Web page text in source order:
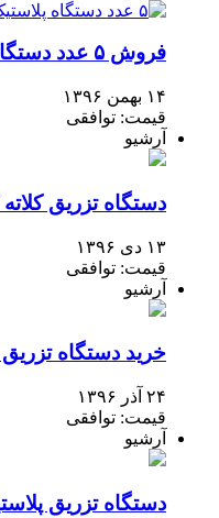
فروش ۵ عدد دستگاه پلاستیک یکجا زیر قیمت
۱۴ بهمن ۱۳۹۶
قیمت: توافقی
آرشیو
دستگاه تزریق
۱۳ دی ۱۳۹۶
قیمت: توافقی
آرشیو
خرید دستگاه
۲۴ آذر ۱۳۹۶
قیمت: توافقی
آرشیو
دستگاه تزریق